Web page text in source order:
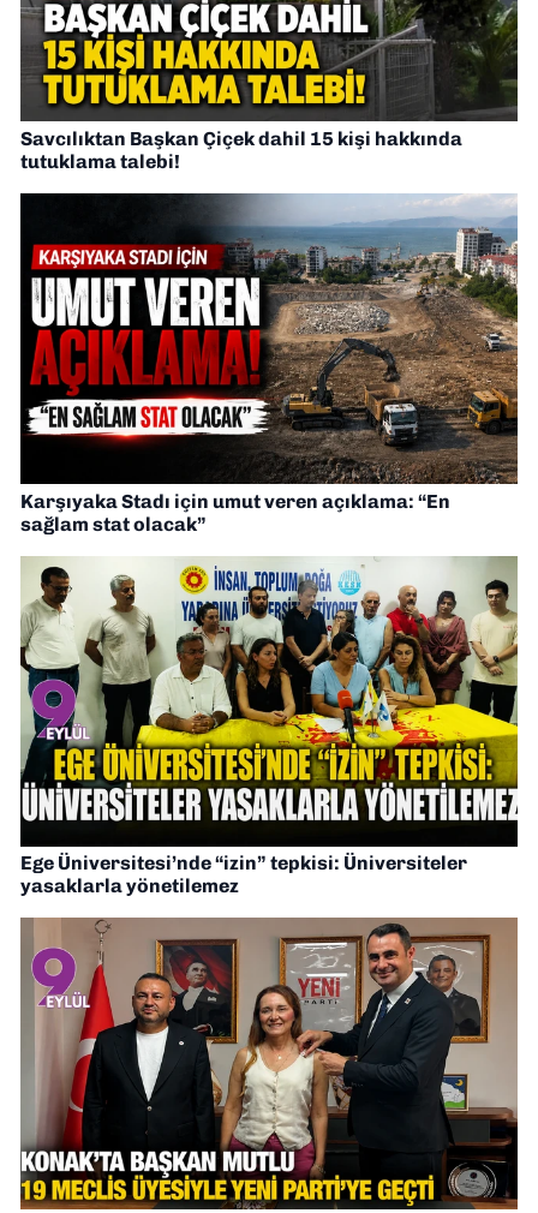
Savcılıktan Başkan Çiçek dahil 15 kişi hakkında
tutuklama talebi!
Karşıyaka Stadı için umut veren açıklama: “En
sağlam stat olacak”
Ege Üniversitesi’nde “izin” tepkisi: Üniversiteler
yasaklarla yönetilemez